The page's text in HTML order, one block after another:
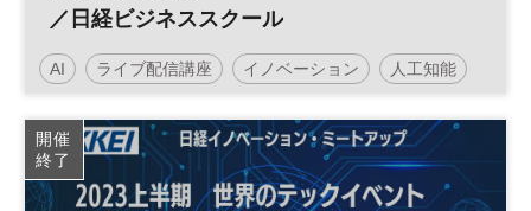
／日経ビジネススクール
AI ライブ配信講座 イノベーション 人工知能
日経ビジネススクール
開催
終了